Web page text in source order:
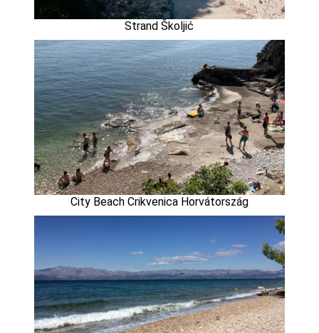
Strand Školjić
City Beach Crikvenica Horvátország